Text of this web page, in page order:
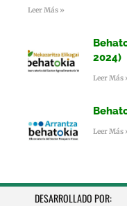
Leer Más »
2024)
Leer Más
Leer Más
DESARROLLADO POR: